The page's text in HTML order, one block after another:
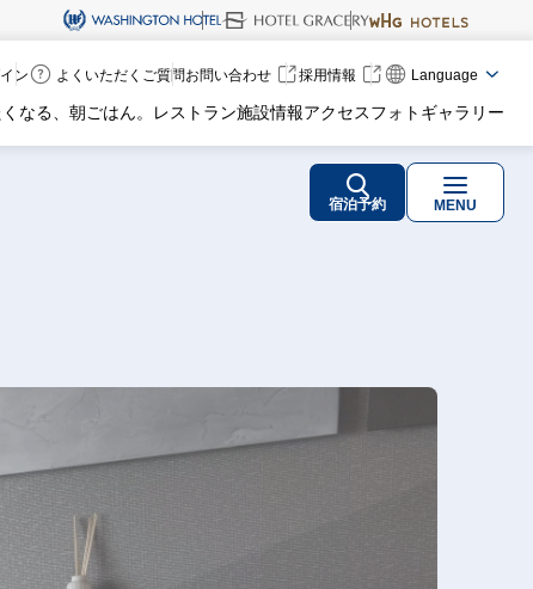
ン よくいただくご質問お問い合わせ 採用情報 Language
なる、朝ごはん。 レストラン施設情報アクセスフォトギャラリー
宿泊予約 MENU